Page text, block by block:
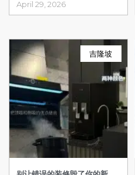
April 29, 2026
吉隆坡